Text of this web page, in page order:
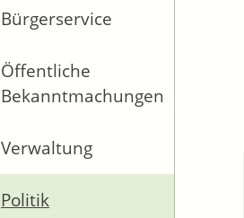
Bürgerservice
Öffentliche
Bekanntmachungen
Verwaltung
Politik